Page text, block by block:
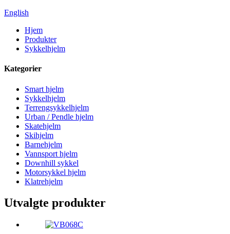
English
Hjem
Produkter
Sykkelhjelm
Kategorier
Smart hjelm
Sykkelhjelm
Terrengsykkelhjelm
Urban / Pendle hjelm
Skatehjelm
Skihjelm
Barnehjelm
Vannsport hjelm
Downhill sykkel
Motorsykkel hjelm
Klatrehjelm
Utvalgte produkter